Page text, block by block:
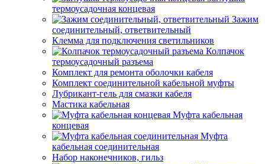
термоусадочная концевая
Зажим
соединительный, ответвительный
Клемма для подключения светильников
Колпачок
термоусадочный разъема
Комплект для ремонта оболочки кабеля
Комплект соединительной кабельной муфты
Лубрикант-гель для смазки кабеля
Мастика кабельная
Муфта кабельная
концевая
Муфта
кабельная соединительная
Набор наконечников, гильз